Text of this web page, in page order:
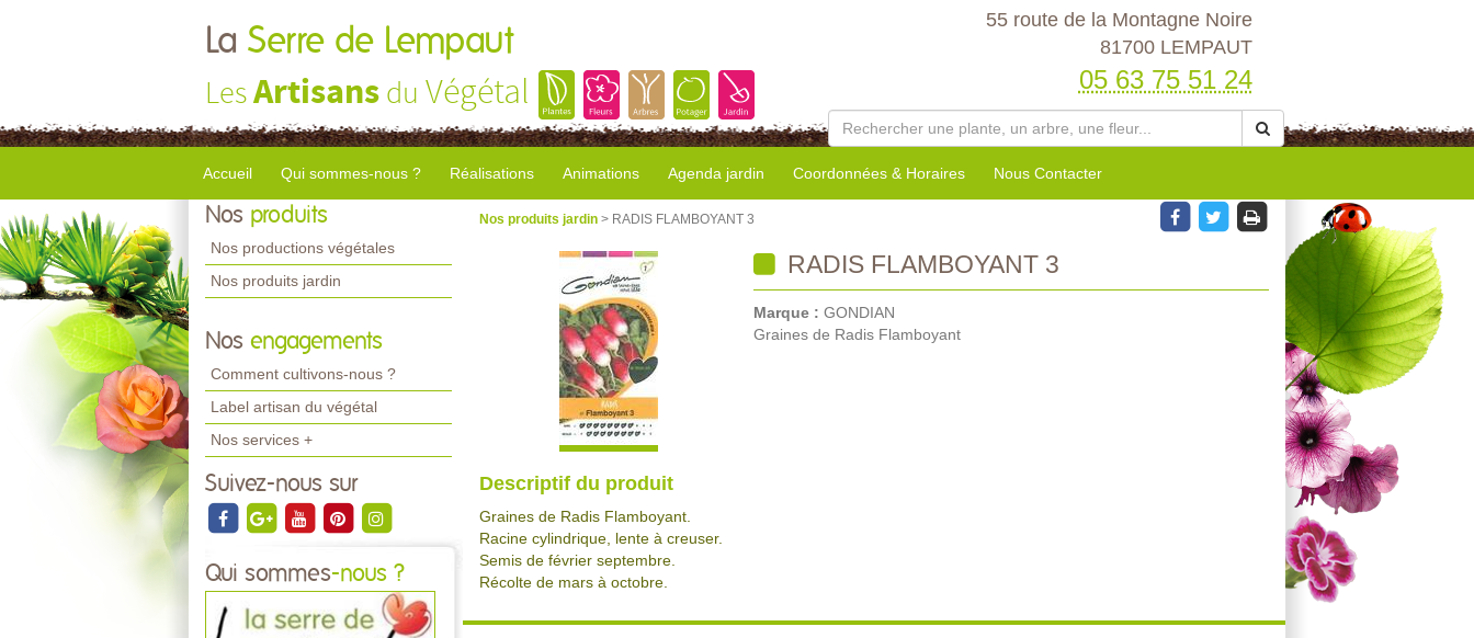
La Serre de Lempaut
LesArtisans du Végétal
55 route de la Montagne Noire
81700 LEMPAUT
05 63 75 51 24
Accueil Qui sommes-nous ? Réalisations Animations Agenda jardin Coordonnées & Horaires Nous Contacter
Nos produits
Nos productions végétales
Nos produits jardin
Nos engagements
Comment cultivons-nous ?
Label artisan du végétal
Nos services +
Suivez-nous sur
Qui sommes-nous ?
Nos produits jardin > RADIS FLAMBOYANT 3
RADIS FLAMBOYANT 3
Marque : GONDIAN
Graines de Radis Flamboyant
Descriptif du produit
Graines de Radis Flamboyant.
Racine cylindrique, lente à creuser.
Semis de février septembre.
Récolte de mars à octobre.